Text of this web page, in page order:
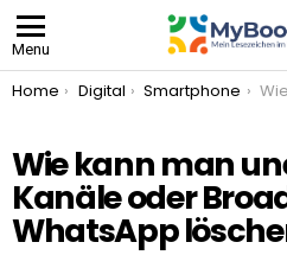
Menu
You are here:
Home Digital Smartphone Wie kann man
Wie kann man
Kanäle oder
WhatsApp